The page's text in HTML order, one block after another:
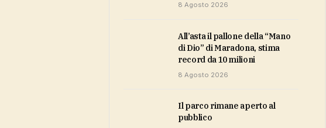
8 Agosto 2026
All’asta il pallone della “Mano
di Dio” di Maradona, stima
record da 10 milioni
8 Agosto 2026
Il parco rimane aperto al
pubblico